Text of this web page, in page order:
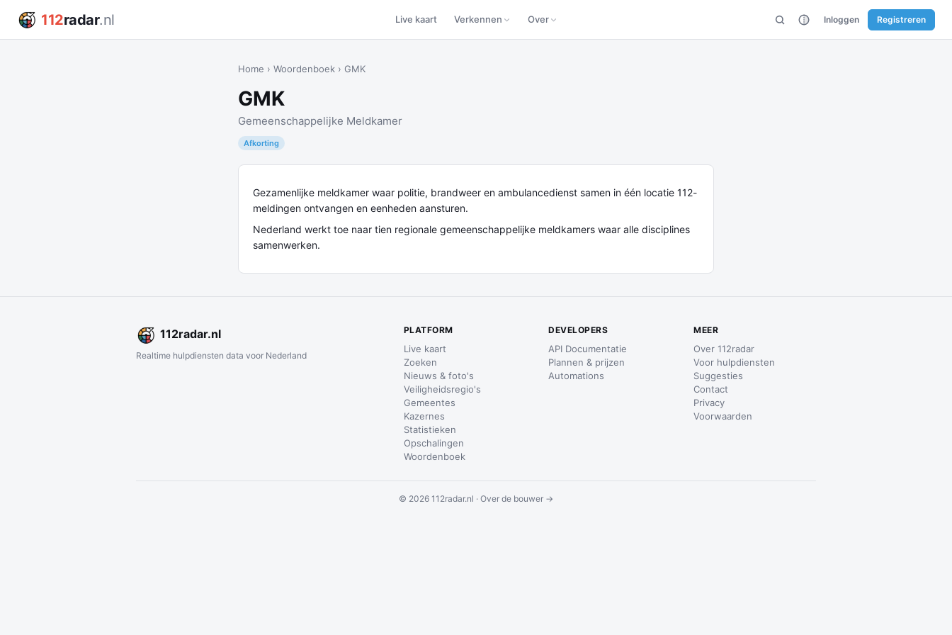
112radar.nl Live kaart Verkennen Over Inloggen Registreren
Home › Woordenboek › GMK
GMK
Gemeenschappelijke Meldkamer
Afkorting
Gezamenlijke meldkamer waar politie, brandweer en ambulancedienst samen in één locatie 112-
meldingen ontvangen en eenheden aansturen.
Nederland werkt toe naar tien regionale gemeenschappelijke meldkamers waar alle disciplines
samenwerken.
112radar.nl
Realtime hulpdiensten data voor Nederland
PLATFORM
Live kaart
Zoeken
Nieuws & foto's
Veiligheidsregio's
Gemeentes
Kazernes
Statistieken
Opschalingen
Woordenboek
DEVELOPERS
API Documentatie
Plannen & prijzen
Automations
MEER
Over 112radar
Voor hulpdiensten
Suggesties
Contact
Privacy
Voorwaarden
© 2026 112radar.nl · Over de bouwer →